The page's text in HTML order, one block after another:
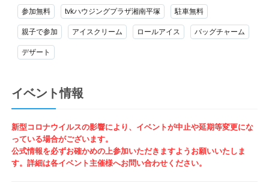
参加無料 tvkハウジングプラザ湘南平塚 駐車無料
親子で参加 アイスクリーム ロールアイス バッグチャーム
デザート
イベント情報
新型コロナウイルスの影響により、イベントが中止や延期等変更にな
っている場合がございます。
公式情報を必ずお確かめの上参加いただきますようお願いいたしま
す。詳細は各イベント主催様へお問い合わせください。